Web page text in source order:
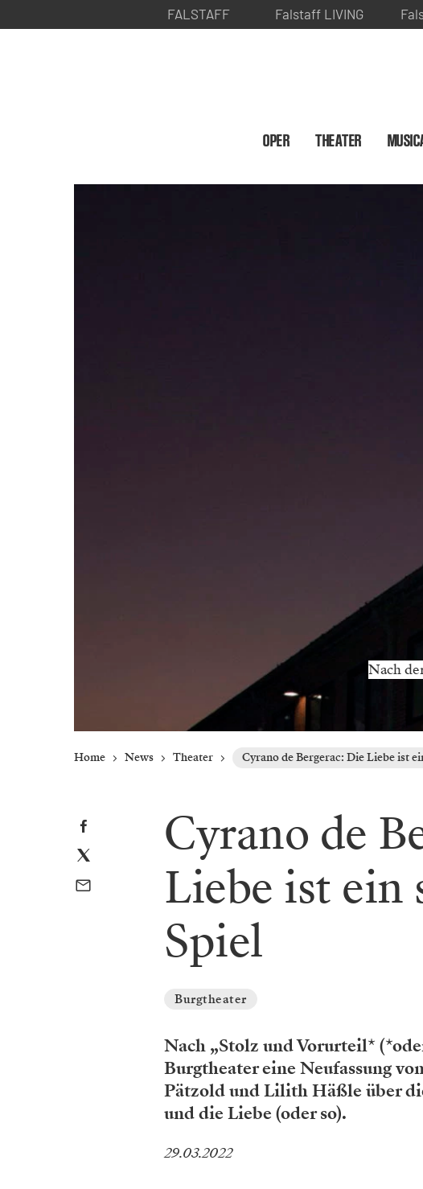
FALSTAFF Falstaff LIVING
OPER THEATER
Nach
Home News Theater Cyrano de Bergerac: Die Liebe ist
Cyrano de
Liebe ist ein
Spiel
Burgtheater
Nach „Stolz und Vorurteil*
Burgtheater eine Neufassung
Pätzold und Lilith Häßle über
und die Liebe (oder so).
29.03.2022